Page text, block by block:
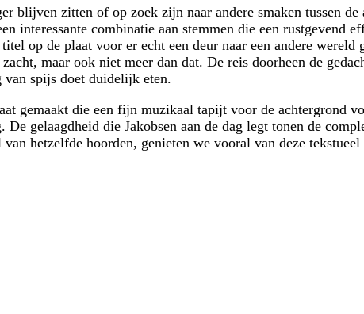
blijven zitten of op zoek zijn naar andere smaken tussen
interessante combinatie aan stemmen die een
op de plaat voor er echt een deur naar een andere
maar ook niet meer dan dat. De reis doorheen de
van spijs doet duidelijk eten.
gemaakt die een fijn muzikaal tapijt voor de achtergrond
gelaagdheid die Jakobsen aan de dag legt tonen de
hetzelfde hoorden, genieten we vooral van deze tekstueel